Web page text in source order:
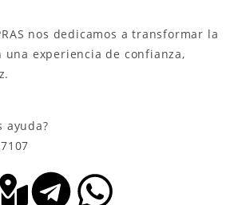
nos dedicamos a transformar la
experiencia de confianza,
ayuda?